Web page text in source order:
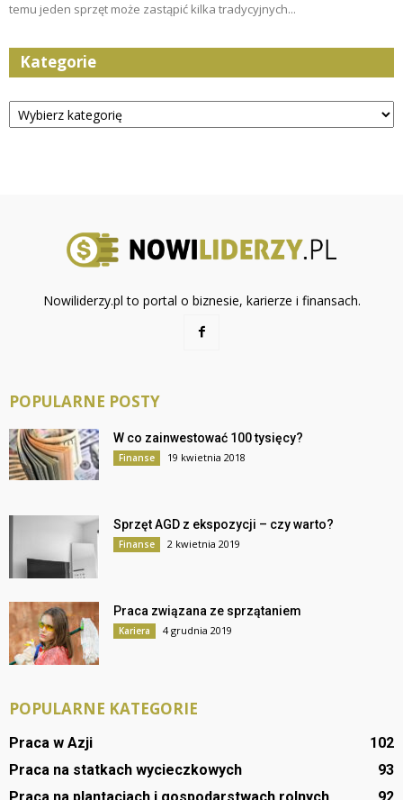
temu jeden sprzęt może zastąpić kilka tradycyjnych...
Kategorie
Kategorie
Nowiliderzy.pl to portal o biznesie, karierze i finansach.
POPULARNE POSTY
W co zainwestować 100 tysięcy?
Finanse 19 kwietnia 2018
Sprzęt AGD z ekspozycji – czy warto?
Finanse 2 kwietnia 2019
Praca związana ze sprzątaniem
Kariera 4 grudnia 2019
POPULARNE KATEGORIE
Praca w Azji
102
Praca na statkach wycieczkowych
93